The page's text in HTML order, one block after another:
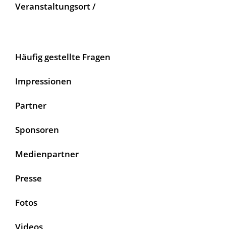
Veranstaltungsort /
Häufig gestellte Fragen
Impressionen
Partner
Sponsoren
Medienpartner
Presse
Fotos